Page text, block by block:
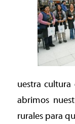
uestra
abrimos
rurales para